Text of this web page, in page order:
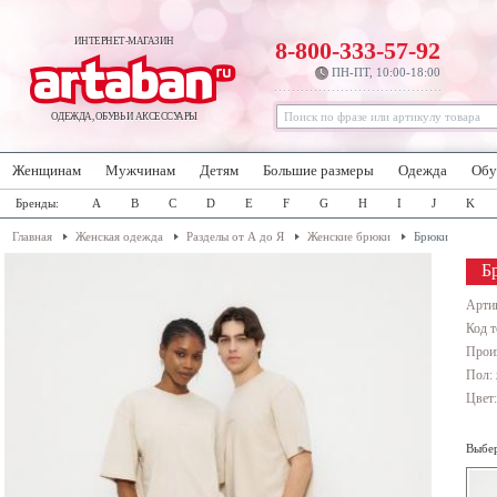
ИНТЕРНЕТ-МАГАЗИН
ОДЕЖДА, ОБУВЬ И АКСЕССУАРЫ
8-800-333-57-92
ПН-ПТ, 10:00-18:00
Женщинам Мужчинам Детям Большие размеры Одежда
Бренды: A B C D E F G H I J K
Главная Женская одежда Разделы от А до Я Женские брюки Брюки
Код
Пол: